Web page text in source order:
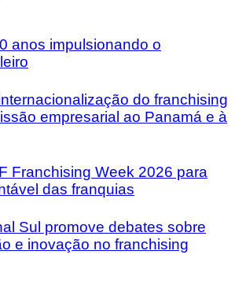
anos impulsionando o
do franchising
empresarial ao Panamá e à
Franchising Week 2026 para
das franquias
Sul promove debates sobre
e inovação no franchising